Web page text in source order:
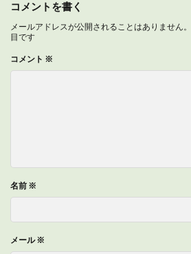
コメントを書く
メールアドレスが公開されることはありません。
目です
コメント ※
名前 ※
メール※